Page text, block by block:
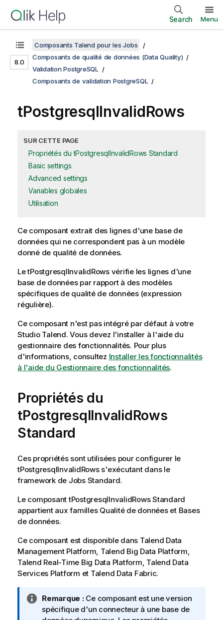
Search Menu
8.0
Composants Talend pour les Jobs
Composants de qualité de données (Data Quality)
Validation PostgreSQL
Composants de validation PostgreSQL
tPostgresqlInvalidRows
SUR CETTE PAGE
Propriétés du tPostgresqlInvalidRows Standard
Basic settings
Advanced settings
Variables globales
Utilisation
Ce composant extrait des lignes d'une base de
données qui ne correspondent pas à un modèle
donné de qualité de données.
LetPostgresqlInvalidRowsvérifie les lignes d'une
base de données par rapport à des modèles
spécifiques de qualité de données (expression
régulière).
Ce composant n'est pas intégré par défaut à votre
Studio Talend. Vous devez l'installer à l'aide du
gestionnaire des fonctionnalités. Pour plus
d'informations, consultez Installer les fonctionnalités
à l'aide du Gestionnaire des fonctionnalités.
Propriétés du
tPostgresqlInvalidRows
Standard
Ces propriétés sont utilisées pour configurer le
tPostgresqlInvalidRowss'exécutant dans le
framework de Jobs Standard.
Le composanttPostgresqlInvalidRowsStandard
appartient aux familles Qualité de donnéeset Bases
de données.
Ce composant est disponible dans Talend Data
Management Platform Talend Big Data Platform
Talend Real-Time Big Data Platform Talend Data
Services Platform et Talend Data Fabric.
N
o
Remarque :Ce composant est une version
spécifique d'un connecteur à une base de